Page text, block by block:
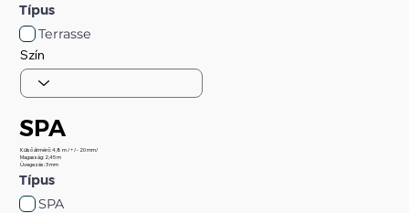
Típus
Terrasse
Szín
SPA
Külső átmérő: 4,8 m /+/- 20 mm/
Magasság: 2,45 m
Üvegezés: 3 mm
Típus
SPA